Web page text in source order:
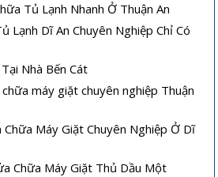
Tủ Lạnh Nhanh Ở Thuận An
Lạnh Dĩ An Chuyên Nghiệp Chỉ Có
Nhà Bến Cát
máy giặt chuyên nghiệp Thuận
Chữa Máy Giặt Chuyên Nghiệp Ở Dĩ
Chữa Máy Giặt Thủ Dầu Một